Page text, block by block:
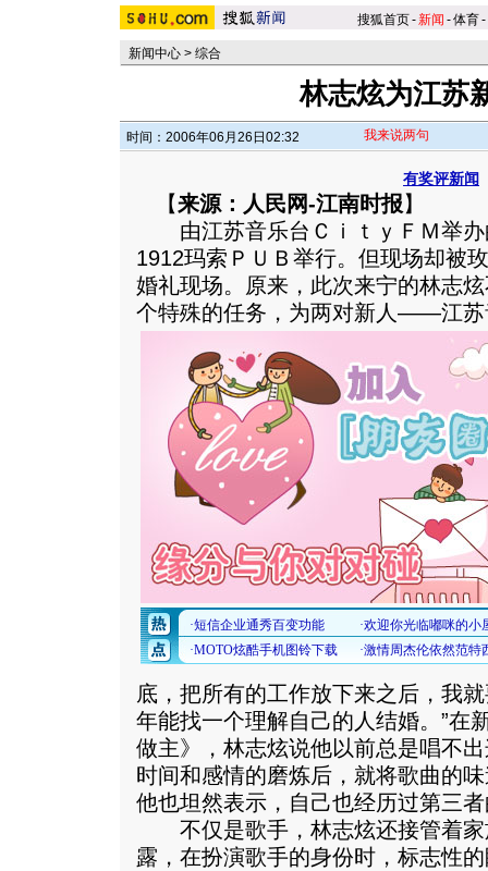
搜狐首页-新闻 -体育-
新闻中心 > 综合
林志炫为江苏
时间：2006年06月26日02:32 我来说两句
有奖评新闻
【来源：人民网-江南时报】
由江苏音乐台ＣｉｔｙＦＭ举办
1912玛索ＰＵＢ举行。但现场却被
婚礼现场。原来，此次来宁的林志
个特殊的任务，为两对新人——江苏
底，把所有的工作放下来之后，我
年能找一个理解自己的人结婚。”在
做主》，林志炫说他以前总是唱不
时间和感情的磨炼后，就将歌曲的
他也坦然表示，自己也经历过第三
不仅是歌手，林志炫还接管着家
露，在扮演歌手的身份时，标志性